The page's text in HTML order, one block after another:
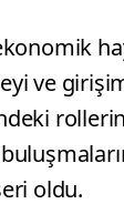
ve
oldu.